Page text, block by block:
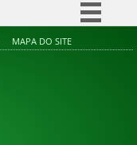
Simplifique!
MAPA DO SITE